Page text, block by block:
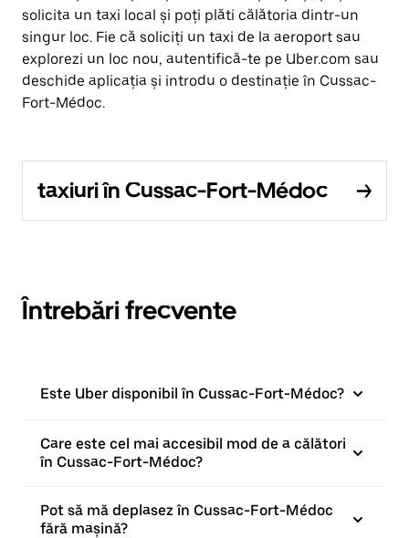
solicita un taxi local și poți plăti călătoria dintr-un
singur loc. Fie că soliciți un taxi de la aeroport sau
explorezi un loc nou, autentifică-te pe Uber.com sau
deschide aplicația și introdu o destinație în Cussac-
Fort-Médoc.
taxiuri în Cussac-Fort-Médoc
Întrebări frecvente
Este Uber disponibil în Cussac-Fort-Médoc?
Care este cel mai accesibil mod de a călători
în Cussac-Fort-Médoc?
Pot să mă deplasez în Cussac-Fort-Médoc
fără mașină?